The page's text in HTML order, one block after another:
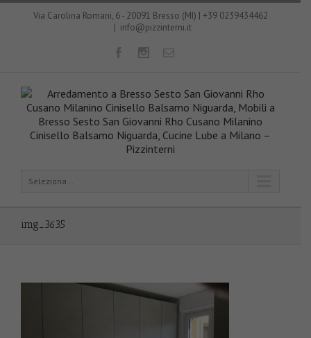
Via Carolina Romani, 6 - 20091 Bresso (MI) | +39 0239434462
| info@pizzinterni.it
Seleziona ..
img_3635